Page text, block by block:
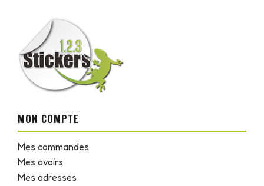
MON COMPTE
Mes commandes
Mes avoirs
Mes adresses